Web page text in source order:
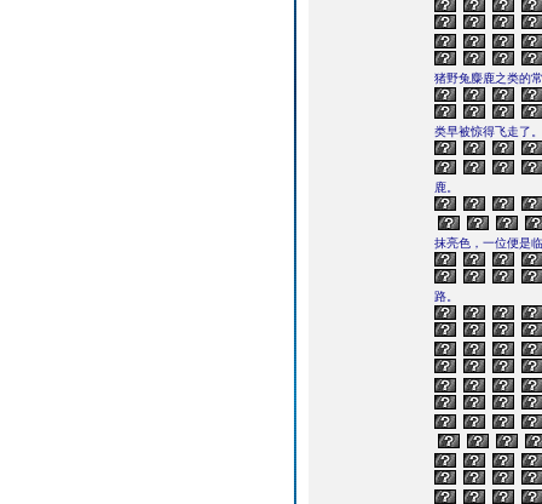
猪野兔麋鹿之类的
类早被惊得飞走了。
鹿。
抹亮色，一位便是
路。